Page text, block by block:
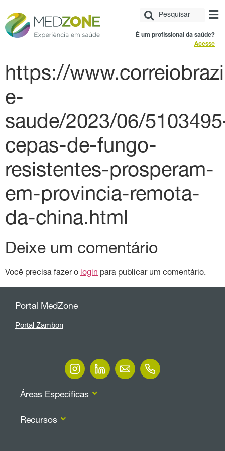
É um profissional da saúde?
Acesse
https://
e-
saude/2023/06/
cepas-de-fungo-
resistentes-prosperam-
em-provincia-remota-
da-china.html
Deixe um comentário
Você precisa fazer o login para publicar um comentário.
Portal MedZone
Portal Zambon
Áreas Específicas
Recursos